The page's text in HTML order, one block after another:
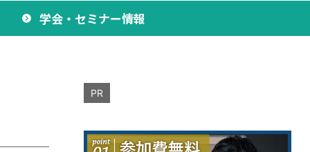
学会・セミナー情報
PR